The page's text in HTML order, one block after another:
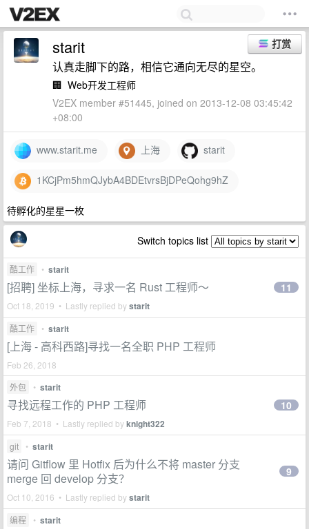
打赏
starit
认真走脚下的路，相信它通向无尽的星空。
🏢 Web开发工程师
V2EX member #51445, joined on 2013-12-08 03:45:42
+08:00
www.starit.me 上海 starit
1KCjPm5hmQJybA4BDEtvrsBjDPeQohg9hZ
待孵化的星星一枚
Switch topics list
酷工作 • starit
[招聘] 坐标上海，寻求一名 Rust 工程师～
Oct 18, 2019 • Lastly replied bystarit
11
酷工作 • starit
[上海 - 高科西路]寻找一名全职 PHP 工程师
Feb 26, 2018
外包
• starit
寻找远程工作的 PHP 工程师
Feb 7, 2018 • Lastly replied byknight322
10
git • starit
请问 Gitflow 里 Hotfix 后为什么不将 master 分支
merge 回 develop 分支？
Oct 10, 2016 • Lastly replied bystarit
9
编程 • starit